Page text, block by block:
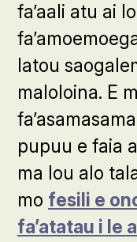
fa’aali atu ai
latou
maloloina. E
pupuu e faia
ma lou alo
mo fesili e
fa’atatau i le